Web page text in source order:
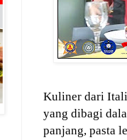
Kuliner dari
yang dibagi
panjang, pasta